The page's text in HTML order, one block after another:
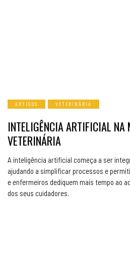
ARTIGOS VETERINÁRIA
INTELIGÊNCIA ARTIFICIAL NA
VETERINÁRIA
A inteligência artificial começa a ser
ajudando a simplificar processos e
e enfermeiros dediquem mais tempo ao
dos seus cuidadores.